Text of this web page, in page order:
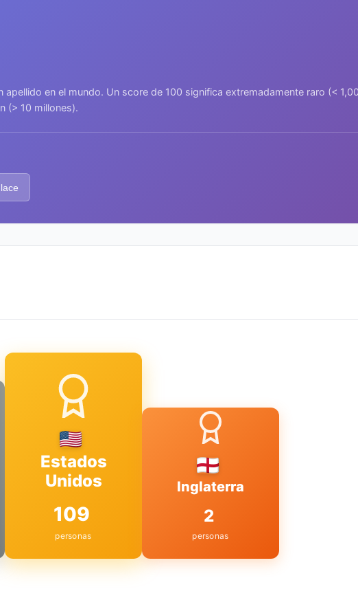
apellido en el mundo. Un score de 100 significa extremadamente raro (<
(> 10 millones).
Estados
Unidos
109
personas
Inglaterra
2
personas